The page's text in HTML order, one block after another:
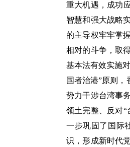
重大机遇，成功
智慧和强大战略
的主导权牢牢掌
相对的斗争，取
基本法有效实施
国者治港”原则
势力干涉台湾事
领土完整、反对
一步巩固了国际
识，形成新时代